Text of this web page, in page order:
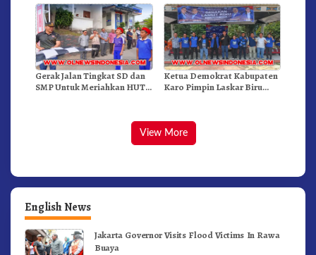
Gerak Jalan Tingkat SD dan
SMP Untuk Meriahkan HUT
Ketua Demokrat Kabupaten
Karo Pimpin Laskar Biru
View More
English News
Jakarta Governor Visits Flood Victims In Rawa
Buaya